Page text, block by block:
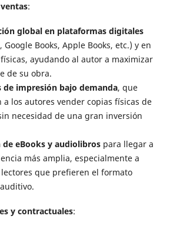
:
global en plataformas digitales
Google Books, Apple Books, etc.) y en
ayudando al autor a maximizar
de su obra.
de impresión bajo demanda, que
a los autores vender copias físicas de
necesidad de una gran inversión
de eBooks y audiolibrospara llegar a
más amplia, especialmente a
que prefieren el formato
y contractuales: